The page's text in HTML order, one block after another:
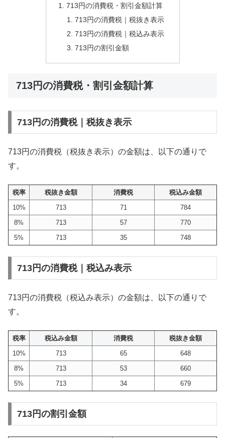
713円の消費税・割引金額計算
713円の消費税｜税抜き表示
713円の消費税｜税込み表示
713円の割引金額
713円の消費税・割引金額計算
713円の消費税｜税抜き表示
713円の消費税（税抜き表示）の金額は、以下の通りで
す。
税率 税抜き金額 消費税
税込み金額
10%
713 71
784
8%
713 57
770
5%
713 35 748
713円の消費税｜税込み表示
713円の消費税（税込み表示）の金額は、以下の通りで
す。
税率 税込み金額 消費税
税抜き金額
10%
713 65
648
8%
713 53
660
5%
713 34 679
713円の割引金額